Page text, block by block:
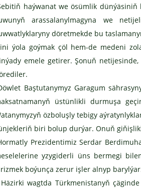
haýwanat we ösümlik
arassalanylmagyna we
döretmekde bu
ýola goýmak çöl hem-de medeni
emele getirer. Şonuň
Baştutanymyz Garagum
üstünlikli durmuşa
özboluşly tebigy
biri bolup durýar. Onuň
Prezidentimiz Serdar
yzygiderli üns bermegi
boýunça zerur işler alnyp
wagtda Türkmenistanyň